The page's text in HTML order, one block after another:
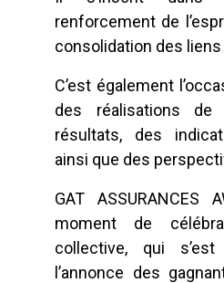
renforcement de
consolidation des
C’est également
des réalisations de
résultats, des
ainsi que des
GAT ASSURANCES
moment de
collective, qui
l’annonce des